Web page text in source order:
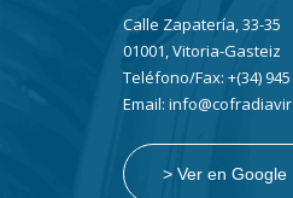
Calle Zapatería, 33-35
01001, Vitoria-Gasteiz
Teléfono/Fax: +(34) 945
Email:
> Ver en Google